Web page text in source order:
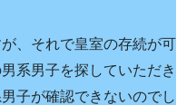
、それで皇室の存続が可
系男子を探していただき
子が確認できないのでし